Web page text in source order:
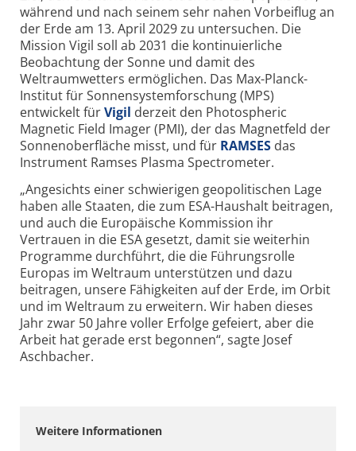
während und nach seinem sehr nahen Vorbeiflug an
der Erde am 13. April 2029 zu untersuchen. Die
Mission Vigil soll ab 2031 die kontinuierliche
Beobachtung der Sonne und damit des
Weltraumwetters ermöglichen. Das Max-Planck-
Institut für Sonnensystemforschung (MPS)
entwickelt fürVigil derzeit den Photospheric
Magnetic Field Imager (PMI), der das Magnetfeld der
Sonnenoberfläche misst, und für RAMSES das
Instrument Ramses Plasma Spectrometer.
„Angesichts einer schwierigen geopolitischen Lage
haben alle Staaten, die zum ESA-Haushalt beitragen,
und auch die Europäische Kommission ihr
Vertrauen in die ESA gesetzt, damit sie weiterhin
Programme durchführt, die die Führungsrolle
Europas im Weltraum unterstützen und dazu
beitragen, unsere Fähigkeiten auf der Erde, im Orbit
und im Weltraum zu erweitern. Wir haben dieses
Jahr zwar 50 Jahre voller Erfolge gefeiert, aber die
Arbeit hat gerade erst begonnen“, sagte Josef
Aschbacher.
Weitere Informationen